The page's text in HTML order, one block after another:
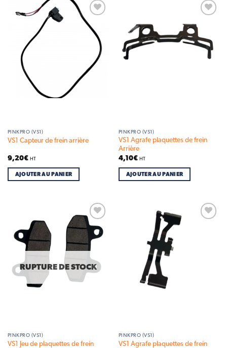
Add to
wishlist
PINKPRO (VS1)
VS1 Capteur de frein arrière
9,20€ HT
AJOUTER AU PANIER
wishlist
PINKPRO (VS1)
VS1 Agrafe plaquettes de frein
Arrière
4,10€ HT
AJOUTER AU PANIER
Add to
wishlist
RUPTURE DE STOCK
PINKPRO (VS1)
VS1 Jeu de plaquettes de frein
PINKPRO (VS1)
VS1 Agrafe plaquettes de frein